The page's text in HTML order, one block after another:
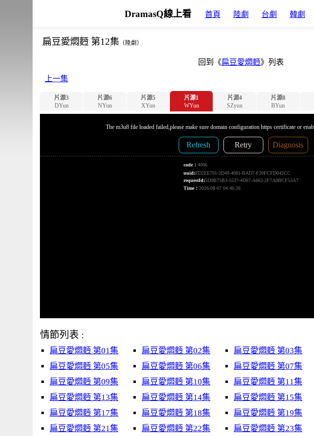
DramasQ線上看 首頁 陸劇 台劇 韓劇
扁豆愛燜麪 第12集 （陸劇）
回到《扁豆愛燜麪》列表
上一集
片源3
DYun
片源6
NYun
片源5
XYun
片源1
WYun
片源4
SZyun
片源8
BYun
情節列表 :
扁豆愛燜麪 第01集 扁豆愛燜麪 第02集 扁豆愛燜麪 第03集
扁豆愛燜麪 第05集
扁豆愛燜麪 第06集 扁豆愛燜麪 第07集
扁豆愛燜麪 第09集
扁豆愛燜麪 第10集 扁豆愛燜麪 第11集
扁豆愛燜麪 第13集
扁豆愛燜麪 第14集 扁豆愛燜麪 第15集
扁豆愛燜麪 第17集
扁豆愛燜麪 第18集 扁豆愛燜麪 第19集
扁豆愛燜麪 第21集
扁豆愛燜麪 第22集 扁豆愛燜麪 第23集